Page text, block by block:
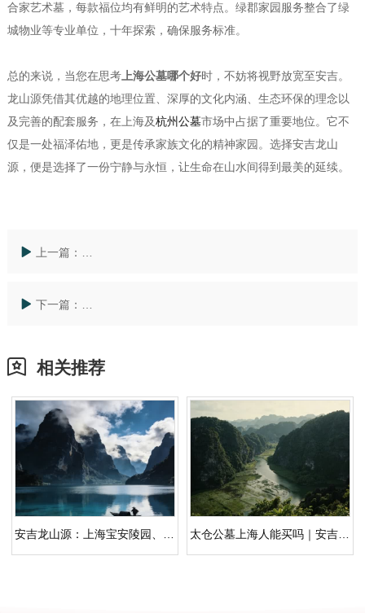
合家艺术墓，每款福位均有鲜明的艺术特点。绿郡家园服务整合了绿
城物业等专业单位，十年探索，确保服务标准。
总的来说，当您在思考上海公墓哪个好时，不妨将视野放宽至安吉。
龙山源凭借其优越的地理位置、深厚的文化内涵、生态环保的理念以
及完善的配套服务，在上海及杭州公墓市场中占据了重要地位。它不
仅是一处福泽佑地，更是传承家族文化的精神家园。选择安吉龙山
源，便是选择了一份宁静与永恒，让生命在山水间得到最美的延续。
上一篇：
下一篇：
相关推荐
太仓公墓上海人能买吗｜安吉龙山源人文纪念园：主题分区与祭扫体验